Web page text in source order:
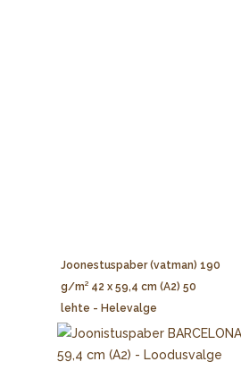
Joonestuspaber (vatman) 190
g/m² 42 x 59,4 cm (A2) 50
lehte - Helevalge